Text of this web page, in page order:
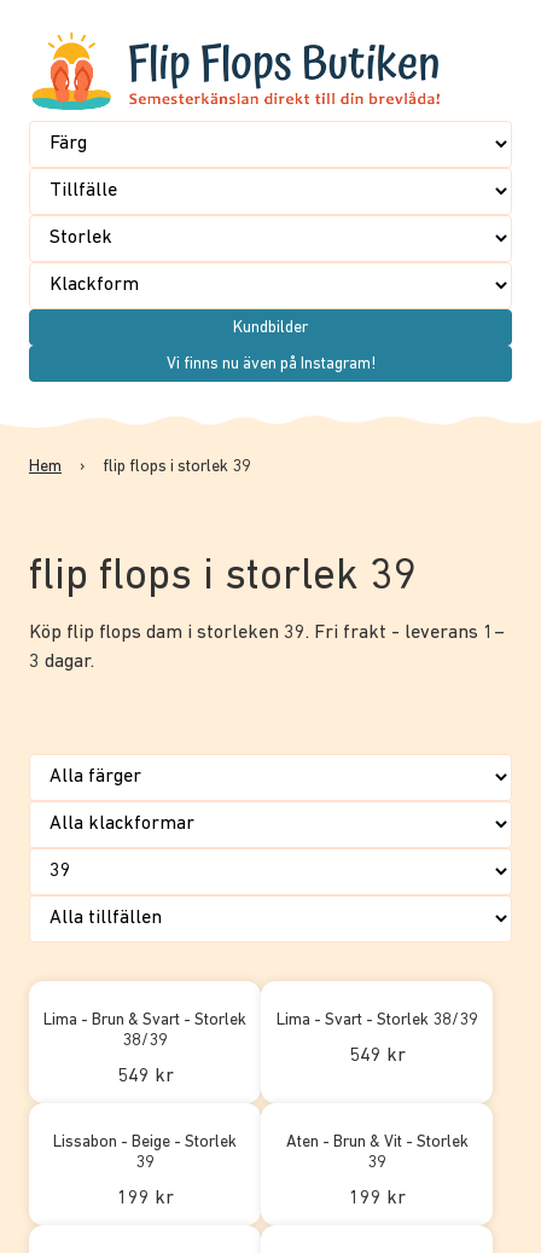
Kundbilder
Vi finns nu även på Instagram!
Hem › flip flops i storlek 39
flip flops i storlek 39
Köp flip flops dam i storleken 39. Fri frakt - leverans 1–
3 dagar.
Lima - Brun & Svart - Storlek
38/39
549 kr
Lima - Svart - Storlek 38/39
549 kr
Lissabon - Beige - Storlek
39
199 kr
Aten - Brun & Vit - Storlek
39
199 kr